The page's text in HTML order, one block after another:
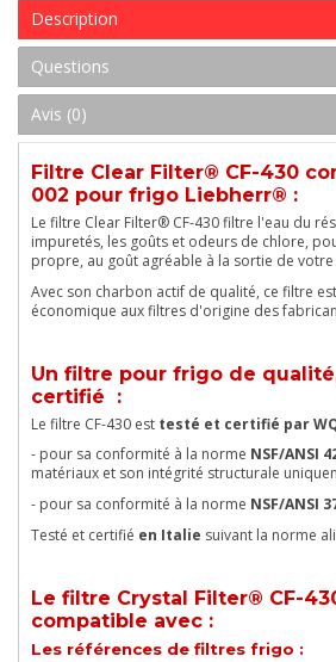
Description
Questions
Avis (0)
Filtre Clear Filter® CF-430
002 pour frigo Liebherr® :
Le filtre Clear Filter® CF-430 filtre l'eau du
impuretés, les goûts et odeurs de chlore,
propre, au goût agréable à la sortie de
Avec son charbon actif de qualité, ce filtre
économique aux filtres d'origine des
Un filtre pour frigo de
certifié :
Le filtre CF-430 est testé et certifié par
- pour sa conformité à la norme NSF/ANSI
matériaux et son intégrité structurale
- pour sa conformité à la norme NSF/ANSI
Testé et certifié en Italie suivant la norme
Le filtre Crystal Filter® CF-
compatible avec :
Les références de filtres frigo :